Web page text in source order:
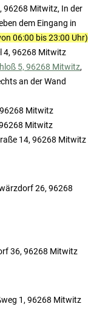
96268 Mitwitz, In der
dem Eingang in
06:00 bis 23:00 Uhr)
4, 96268 Mitwitz
5, 96268 Mitwitz,
an der Wand
Mitwitz
Mitwitz
14, 96268 Mitwitz
26, 96268
36, 96268 Mitwitz
1, 96268 Mitwitz